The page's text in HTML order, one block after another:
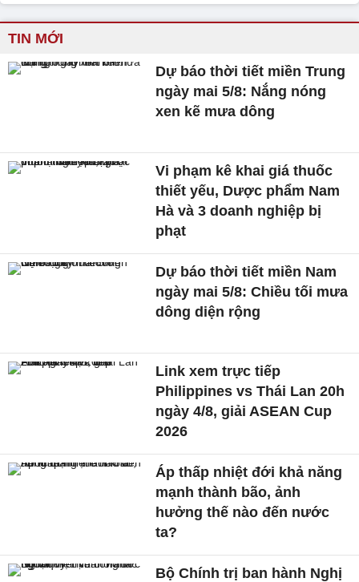
TIN MỚI
Dự báo thời tiết miền Trung
ngày mai 5/8: Nắng nóng
xen kẽ mưa dông
Vi phạm kê khai giá thuốc
thiết yếu, Dược phẩm Nam
Hà và 3 doanh nghiệp bị
phạt
Dự báo thời tiết miền Nam
ngày mai 5/8: Chiều tối mưa
dông diện rộng
Link xem trực tiếp
Philippines vs Thái Lan 20h
ngày 4/8, giải ASEAN Cup
2026
Áp thấp nhiệt đới khả năng
mạnh thành bão, ảnh
hưởng thế nào đến nước
ta?
Bộ Chính trị ban hành Nghị